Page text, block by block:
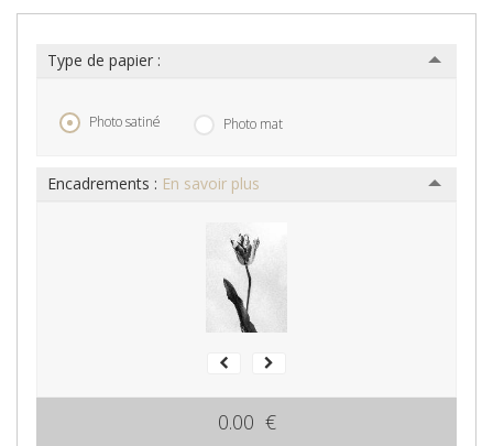
Type de papier :
Photo satiné Photo mat
Encadrements : En savoir plus
0.00 €